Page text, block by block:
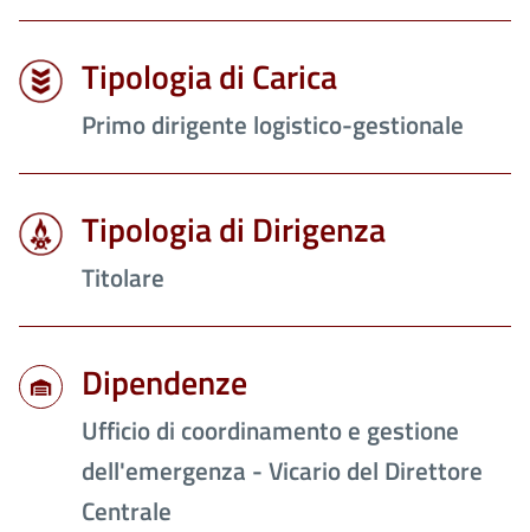
Tipologia di Carica
Primo dirigente logistico-gestionale
Tipologia di Dirigenza
Titolare
Dipendenze
Ufficio di coordinamento e gestione
dell'emergenza - Vicario del Direttore
Centrale